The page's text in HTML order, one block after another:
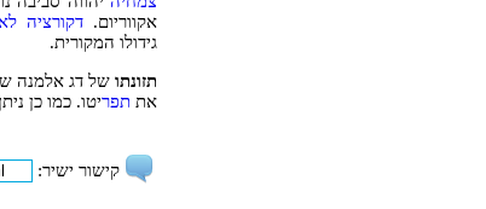
אקווריום. דקורציה
גידולו המקורית.
תזונתו של דג אלמנה
את תפריטו. כמו כן
קישור ישיר: